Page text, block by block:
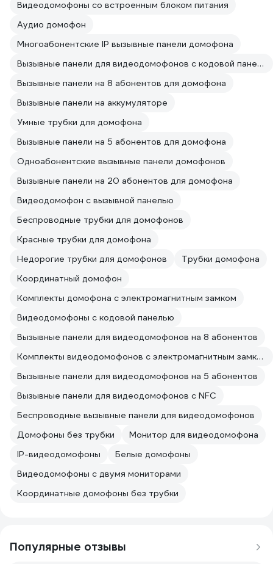
Видеодомофоны со встроенным блоком питания
Аудио домофон
Многоабонентские IP вызывные панели домофона
Вызывные панели для видеодомофонов с кодовой панелью
Вызывные панели на 8 абонентов для домофона
Вызывные панели на аккумуляторе
Умные трубки для домофона
Вызывные панели на 5 абонентов для домофона
Одноабонентские вызывные панели домофонов
Вызывные панели на 20 абонентов для домофона
Видеодомофон с вызывной панелью
Беспроводные трубки для домофонов
Красные трубки для домофона
Недорогие трубки для домофонов
Трубки домофона
Координатный домофон
Комплекты домофона с электромагнитным замком
Видеодомофоны с кодовой панелью
Вызывные панели для видеодомофонов на 8 абонентов
Комплекты видеодомофонов с электромагнитным замком
Вызывные панели для видеодомофонов на 5 абонентов
Вызывные панели для видеодомофонов с NFC
Беспроводные вызывные панели для видеодомофонов
Домофоны без трубки
Монитор для видеодомофона
IP-видеодомофоны
Белые домофоны
Видеодомофоны с двумя мониторами
Координатные домофоны без трубки
Популярные отзывы